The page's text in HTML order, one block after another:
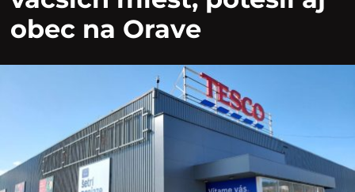
obec na Orave